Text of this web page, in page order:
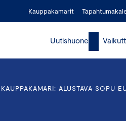
Kauppakamarit
Uutishuone
ALUSTAVA SOPU